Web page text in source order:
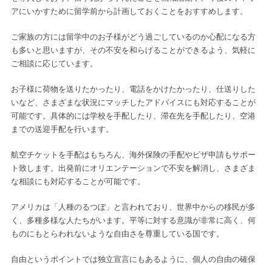
アにいかすために留学前から計画しておくことをおすすめします。
ご家族の方には留学中のお子様がどう過ごしているのか心配になる方
も多いと思いますが、その不安を和らげることができるよう、気軽に
ご相談に応じています。
お子様に荷物を送りたかったり、電話をかけたかったり、仕送りした
いなど、さまざまな状況にマッチしたアドバイスにも対応することが
可能です。具体的には学校を手配したり、滞在先を手配したり、空港
までの送迎手配を行います。
航空チケットを手配はもちろん、海外保険の手配やビザ申請もサポー
ト致します。出発前にオリエンテーションで不安を解消し、さまざま
な相談にも対応することが可能です。
アメリカは「人種のるつぼ」と言われており、世界中からの移民が多
く、多種多様な人たちがいます。平等に対する意識が非常に高く、何
ものにもとらわれないような自由さを尊重している国です。
自由というポイントでは独立宣言にもあるように、個人の自由の確保